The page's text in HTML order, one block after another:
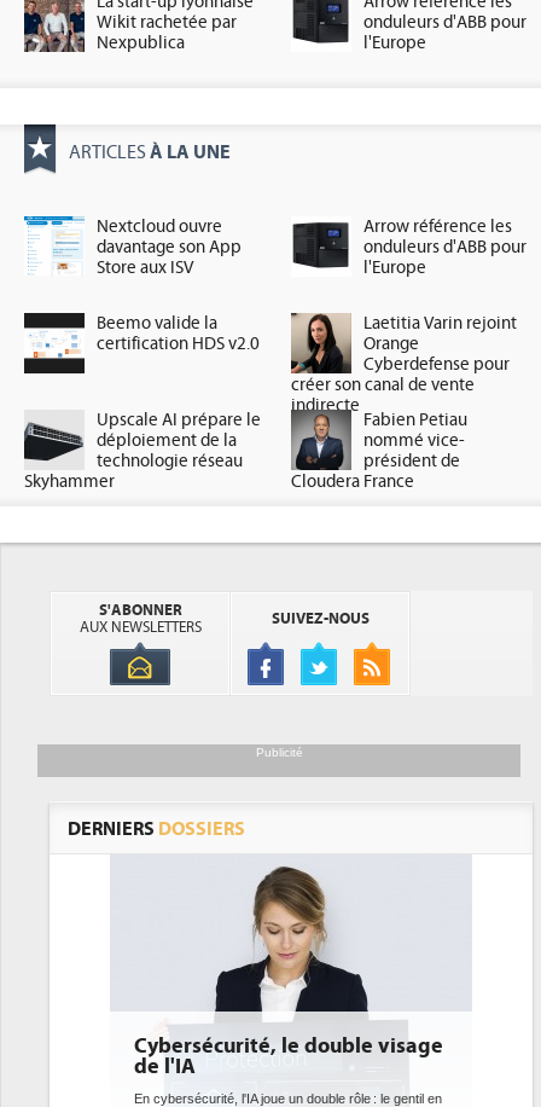
Wikit rachetée par
Nexpublica
onduleurs d'ABB pour
l'Europe
ARTICLES À LA UNE
Nextcloud ouvre
davantage son App
Store aux ISV
Arrow référence les
onduleurs d'ABB pour
l'Europe
Beemo valide la
certification HDS v2.0
Laetitia Varin rejoint
Orange
Cyberdefense pour
créer son canal de vente
indirecte
Upscale AI prépare le
déploiement de la
technologie réseau
Skyhammer
Fabien Petiau
nommé vice-
président de
Cloudera France
S'ABONNER
AUX NEWSLETTERS
SUIVEZ-NOUS
Publicité
DERNIERS DOSSIERS
double visage
un double rôle : le gentil en
DEE: l'efficacité énergétique
bientôt une obligation pour les
datacenters